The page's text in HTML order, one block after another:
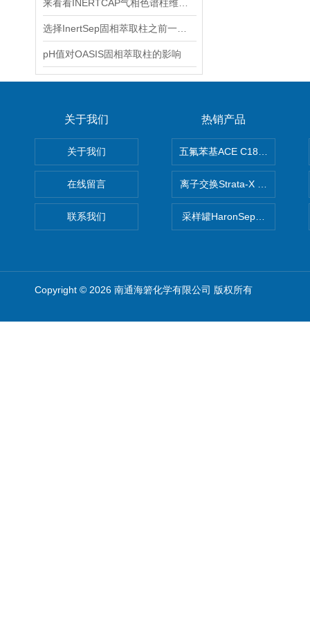
pH值对OASIS固相萃取柱的影响
关于我们
关于我们
在线留言
联系我们
热销产品
五氟苯基ACE C18-PFP色谱柱
离子交换Strata-X SPE聚合物
采样罐HaronSep国产苏玛罐
Copyright © 2026 南通海箬化学有限公司 版权所有